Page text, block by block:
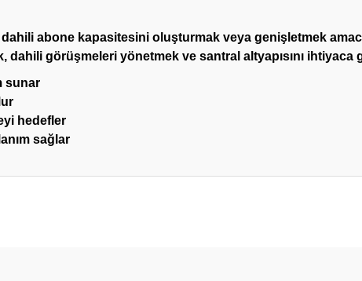
abone kapasitesini oluşturmak veya genişletmek
dahili görüşmeleri yönetmek ve santral altyapısını
sunar
hedefler
sağlar